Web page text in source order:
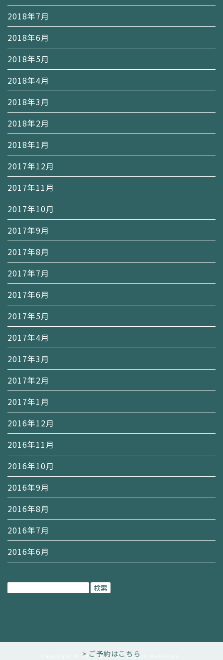
2018年7月
2018年6月
2018年5月
2018年4月
2018年3月
2018年2月
2018年1月
2017年12月
2017年11月
2017年10月
2017年9月
2017年8月
2017年7月
2017年6月
2017年5月
2017年4月
2017年3月
2017年2月
2017年1月
2016年12月
2016年11月
2016年10月
2016年9月
2016年8月
2016年7月
2016年6月
Copyright © 2016 gilet All Rights Reserved.
> ご予約はこちら